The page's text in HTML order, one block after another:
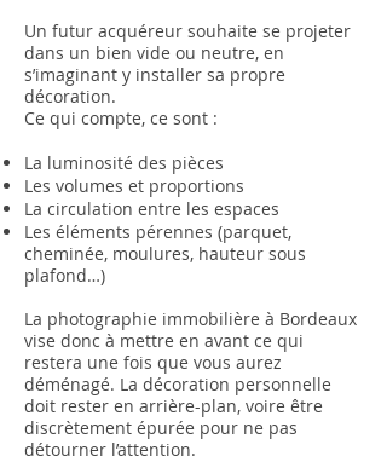
Un futur acquéreur souhaite se projeter
dans un bien vide ou neutre, en
s’imaginant y installer sa propre
décoration.
Ce qui compte, ce sont :
La luminosité des pièces
Les volumes et proportions
La circulation entre les espaces
Les éléments pérennes (parquet,
cheminée, moulures, hauteur sous
plafond…)
La photographie immobilière à Bordeaux
vise donc à mettre en avant ce qui
restera une fois que vous aurez
déménagé. La décoration personnelle
doit rester en arrière-plan, voire être
discrètement épurée pour ne pas
détourner l’attention.